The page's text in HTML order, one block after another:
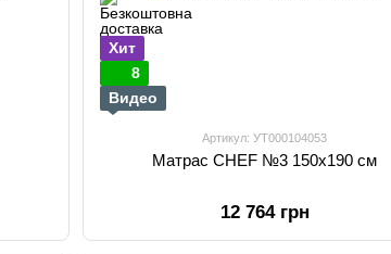
Хит
8
Видео
Артикул: УТ000104053
Матрас CHEF №3 150х190 см
12 764 грн